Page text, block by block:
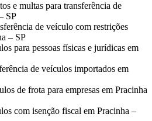
e multas para transferência de
SP
de veículo com restrições
– SP
para pessoas físicas e jurídicas em
de veículos importados em
de frota para empresas em Pracinha
com isenção fiscal em Pracinha –